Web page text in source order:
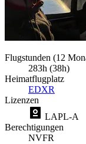
Flugstunden (12
283h (38h)
Heimatflugplatz
EDXR
Lizenzen
LAPL-A
Berechtigungen
NVFR